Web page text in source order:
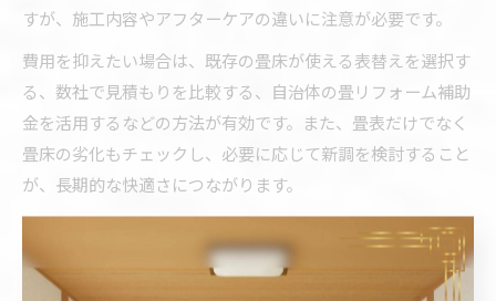
すが、施工内容やアフターケアの違いに注意が必要です。
費用を抑えたい場合は、既存の畳床が使える表替えを選択す
る、数社で見積もりを比較する、自治体の畳リフォーム補助
金を活用するなどの方法が有効です。また、畳表だけでなく
畳床の劣化もチェックし、必要に応じて新調を検討すること
が、長期的な快適さにつながります。
費用比較のポイントと賢い畳交換の選び方
畳交換の費用を比較する際は、単純な価格だけでなく、使用